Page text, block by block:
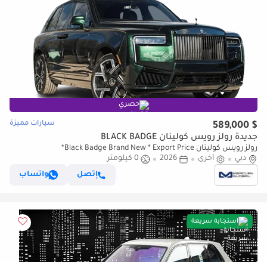
حصري
$ 589,000 سيارات مميزة
جديدة رولز رويس كولينان BLACK BADGE
رولز رويس كولينان Black Badge Brand New * Export Price*
دبي
أخرى 2026
0 كيلومتر
إتصل
واتساب
استجابة سريعة